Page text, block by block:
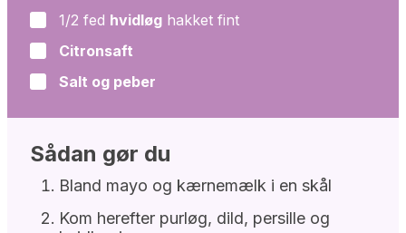
▢
1/2 fed hvidløg hakket fint
▢
Citronsaft
▢
Salt og peber
Sådan gør du
Bland mayo og kærnemælk i en skål
Kom herefter purløg, dild, persille og